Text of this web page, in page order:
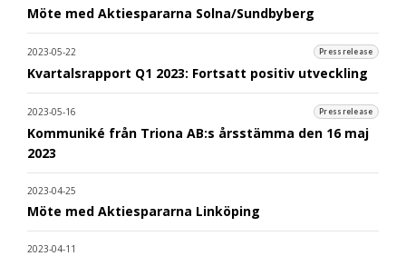
Möte med Aktiespararna Solna/Sundbyberg
2023-05-22 Pressrelease
Kvartalsrapport Q1 2023: Fortsatt positiv utveckling
2023-05-16 Pressrelease
Kommuniké från Triona AB:s årsstämma den 16 maj
2023
2023-04-25
Möte med Aktiespararna Linköping
2023-04-11